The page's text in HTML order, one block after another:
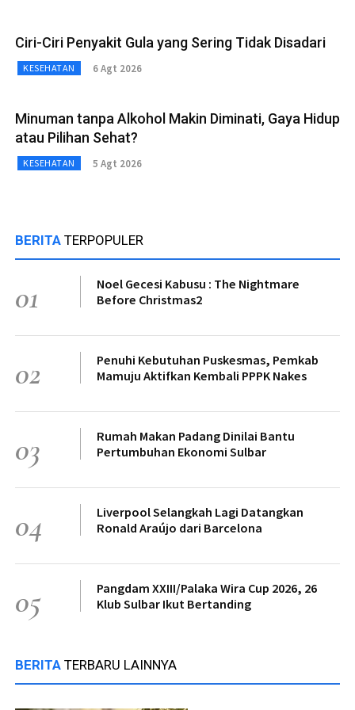
Ciri-Ciri Penyakit Gula yang Sering Tidak Disadari
KESEHATAN 6 Agt 2026
Minuman tanpa Alkohol Makin Diminati, Gaya Hidup
atau Pilihan Sehat?
KESEHATAN 5 Agt 2026
BERITA TERPOPULER
01
Noel Gecesi Kabusu : The Nightmare
Before Christmas2
02
Penuhi Kebutuhan Puskesmas, Pemkab
Mamuju Aktifkan Kembali PPPK Nakes
03
Rumah Makan Padang Dinilai Bantu
Pertumbuhan Ekonomi Sulbar
04
Liverpool Selangkah Lagi Datangkan
Ronald Araújo dari Barcelona
05
Pangdam XXIII/Palaka Wira Cup 2026, 26
Klub Sulbar Ikut Bertanding
BERITA TERBARU LAINNYA